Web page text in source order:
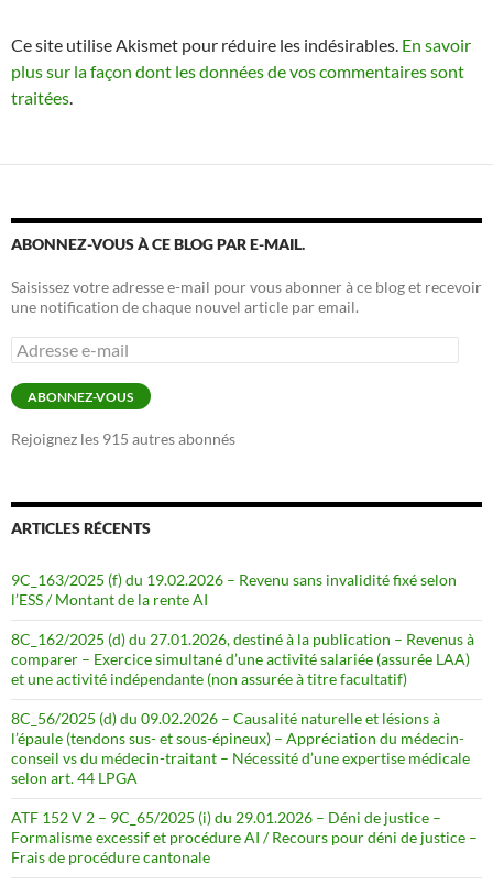
Ce site utilise Akismet pour réduire les indésirables. En savoir
plus sur la façon dont les données de vos commentaires sont
traitées.
ABONNEZ-VOUS À CE BLOG PAR E-MAIL.
Saisissez votre adresse e-mail pour vous abonner à ce blog et recevoir
une notification de chaque nouvel article par email.
Adresse
e-
mail
ABONNEZ-VOUS
Rejoignez les 915 autres abonnés
ARTICLES RÉCENTS
9C_163/2025 (f) du 19.02.2026 – Revenu sans invalidité fixé selon
l’ESS / Montant de la rente AI
8C_162/2025 (d) du 27.01.2026, destiné à la publication – Revenus à
comparer – Exercice simultané d’une activité salariée (assurée LAA)
et une activité indépendante (non assurée à titre facultatif)
8C_56/2025 (d) du 09.02.2026 – Causalité naturelle et lésions à
l’épaule (tendons sus- et sous-épineux) – Appréciation du médecin-
conseil vs du médecin-traitant – Nécessité d’une expertise médicale
selon art. 44 LPGA
ATF 152 V 2 – 9C_65/2025 (i) du 29.01.2026 – Déni de justice –
Formalisme excessif et procédure AI / Recours pour déni de justice –
Frais de procédure cantonale